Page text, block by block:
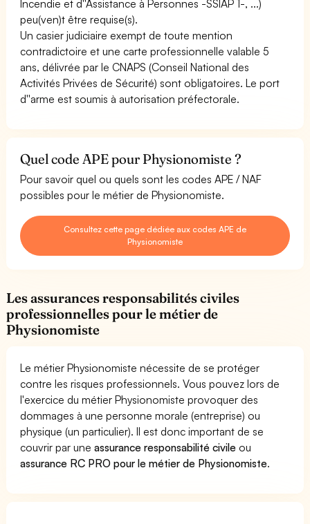
Incendie et d''Assistance à Personnes -SSIAP 1-, ...)
peu(ven)t être requise(s).
Un casier judiciaire exempt de toute mention
contradictoire et une carte professionnelle valable 5
ans, délivrée par le CNAPS (Conseil National des
Activités Privées de Sécurité) sont obligatoires. Le port
d''arme est soumis à autorisation préfectorale.
Quel code APE pour Physionomiste ?
Pour savoir quel ou quels sont les codes APE / NAF
possibles pour le métier de Physionomiste.
Consultez cette page dédiée aux codes APE de
Physionomiste
Les assurances responsabilités civiles
professionnelles pour le métier de
Physionomiste
Le métier Physionomiste nécessite de se protéger
contre les risques professionnels. Vous pouvez lors de
l'exercice du métier Physionomiste provoquer des
dommages à une personne morale (entreprise) ou
physique (un particulier). Il est donc important de se
couvrir par uneassurance responsabilité civile ou
assurance RC PRO pour le métier de Physionomiste.